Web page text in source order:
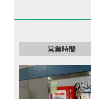
営業時間